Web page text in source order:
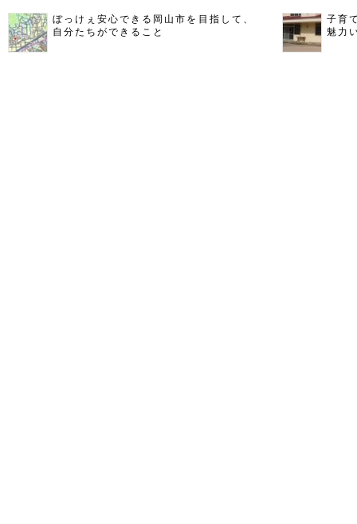
ぼっけぇ安心できる岡山市を目指して、
自分たちができること
子育
魅力